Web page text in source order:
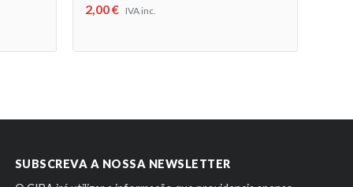
2,00€ IVA inc.
SUBSCREVA A NOSSA NEWSLETTER